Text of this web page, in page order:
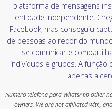
plataforma de mensagens
entidade independente.
Facebook, mas conseguiu
de pessoas ao redor do
se comunicar e
indivíduos e grupos. A função
apenas a
Numero telefone para WhatsApp other
owners. We are not affiliated with,